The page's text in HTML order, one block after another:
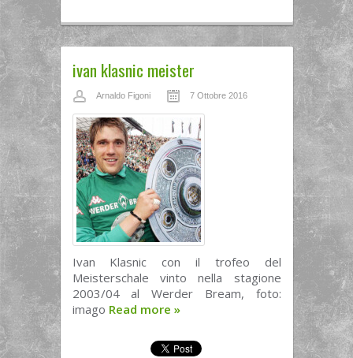
ivan klasnic meister
Arnaldo Figoni 7 Ottobre 2016
Ivan Klasnic con il trofeo del
Meisterschale vinto nella stagione
2003/04 al Werder Bream, foto:
imago Read more »